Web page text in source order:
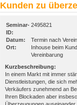
Kunden zu
Seminar-
ID:
2495821
Datum:
Termin nach
Ort:
Inhouse beim
Vereinbarung
Kurzbeschreibung:
In einem Markt mit immer
Dienstleistungen, die sich
Verkäufers zunehmend an
Ihren Blockaden aber